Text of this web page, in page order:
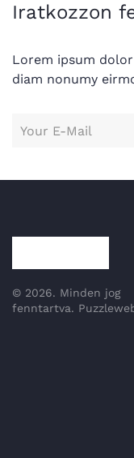
Iratkozzon
Lorem ipsum
diam nonumy
© 2026. Minden jog
fenntartva.